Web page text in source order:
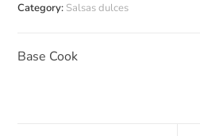
Category: Salsas dulces
Base Cook